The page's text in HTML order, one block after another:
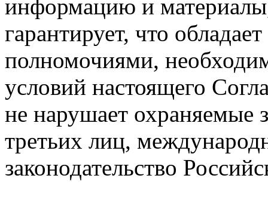
информацию и
гарантирует, что
полномочиями,
условий настоящего
не нарушает охраняемые
третьих лиц,
законодательство